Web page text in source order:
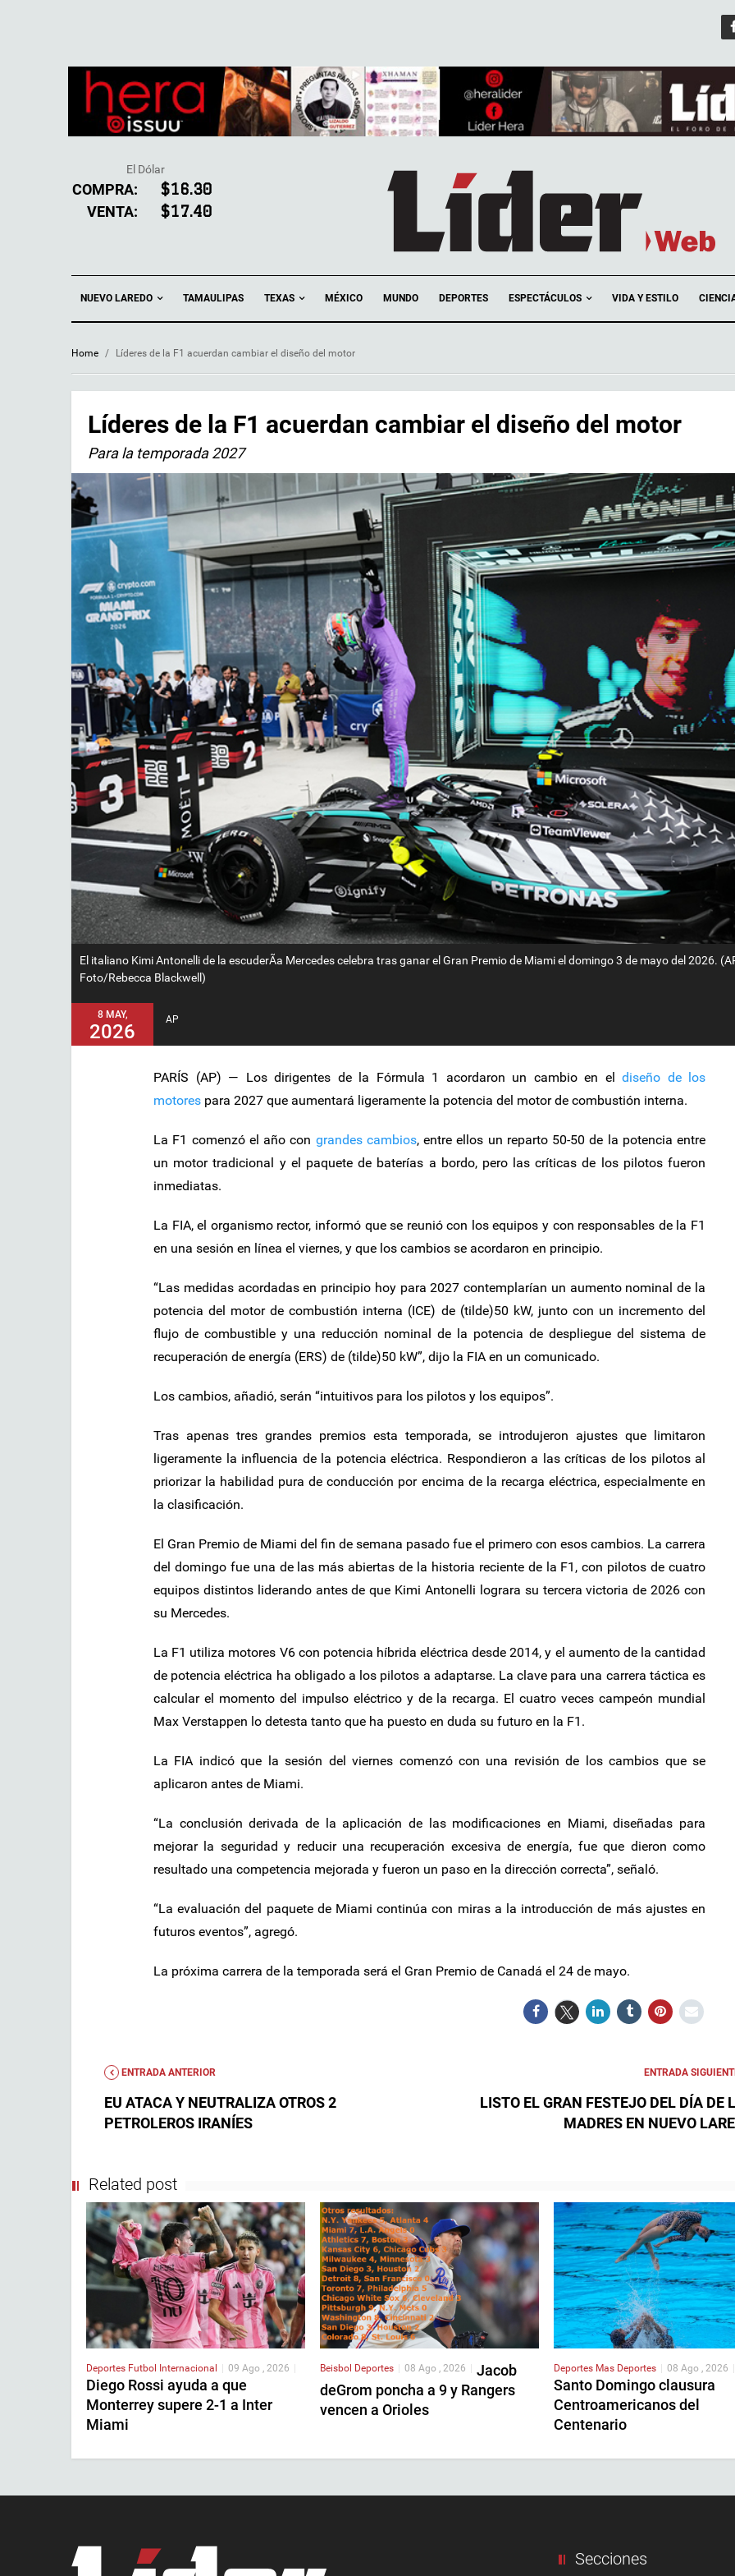
El Dólar
COMPRA: $16.30
VENTA: $17.40
NUEVO LAREDO TAMAULIPAS TEXAS MÉXICO MUNDO DEPORTES ESPECTÁCULOS VIDA Y ESTILO
Home / Líderes de la F1 acuerdan cambiar el diseño del motor
Líderes de la F1 acuerdan cambiar el diseño del motor
Para la temporada 2027
El italiano Kimi Antonelli de la escuderÃ­a Mercedes celebra tras ganar el Gran Premio de Miami el domingo 3 de mayo del 2026.
Foto/Rebecca Blackwell)
8 MAY,
2026
AP
PARÍS (AP) — Los dirigentes de la Fórmula 1 acordaron un cambio en el diseño de los
motores para 2027 que aumentará ligeramente la potencia del motor de combustión interna.
La F1 comenzó el año con grandes cambios, entre ellos un reparto 50-50 de la potencia entre
un motor tradicional y el paquete de baterías a bordo, pero las críticas de los pilotos fueron
inmediatas.
La FIA, el organismo rector, informó que se reunió con los equipos y con responsables de la F1
en una sesión en línea el viernes, y que los cambios se acordaron en principio.
“Las medidas acordadas en principio hoy para 2027 contemplarían un aumento nominal de la
potencia del motor de combustión interna (ICE) de (tilde)50 kW, junto con un incremento del
flujo de combustible y una reducción nominal de la potencia de despliegue del sistema de
recuperación de energía (ERS) de (tilde)50 kW”, dijo la FIA en un comunicado.
Los cambios, añadió, serán “intuitivos para los pilotos y los equipos”.
Tras apenas tres grandes premios esta temporada, se introdujeron ajustes que limitaron
ligeramente la influencia de la potencia eléctrica. Respondieron a las críticas de los pilotos al
priorizar la habilidad pura de conducción por encima de la recarga eléctrica, especialmente en
la clasificación.
El Gran Premio de Miami del fin de semana pasado fue el primero con esos cambios. La carrera
del domingo fue una de las más abiertas de la historia reciente de la F1, con pilotos de cuatro
equipos distintos liderando antes de que Kimi Antonelli lograra su tercera victoria de 2026 con
su Mercedes.
La F1 utiliza motores V6 con potencia híbrida eléctrica desde 2014, y el aumento de la cantidad
de potencia eléctrica ha obligado a los pilotos a adaptarse. La clave para una carrera táctica es
calcular el momento del impulso eléctrico y de la recarga. El cuatro veces campeón mundial
Max Verstappen lo detesta tanto que ha puesto en duda su futuro en la F1.
La FIA indicó que la sesión del viernes comenzó con una revisión de los cambios que se
aplicaron antes de Miami.
“La conclusión derivada de la aplicación de las modificaciones en Miami, diseñadas para
mejorar la seguridad y reducir una recuperación excesiva de energía, fue que dieron como
resultado una competencia mejorada y fueron un paso en la dirección correcta”, señaló.
“La evaluación del paquete de Miami continúa con miras a la introducción de más ajustes en
futuros eventos”, agregó.
La próxima carrera de la temporada será el Gran Premio de Canadá el 24 de mayo.
ENTRADA ANTERIOR
EU ATACA Y NEUTRALIZA OTROS 2
PETROLEROS IRANÍES
ENTRADA
LISTO EL GRAN FESTEJO DEL DÍA DE
MADRES EN NUEVO
Related post
Deportes Futbol Internacional 09 Ago , 2026
Diego Rossi ayuda a que
Monterrey supere 2-1 a Inter
Miami
Beisbol Deportes 08 Ago , 2026
Jacob
deGrom poncha a 9 y Rangers
vencen a Orioles
Deportes Mas Deportes 08 Ago , 2026
Santo Domingo clausura
Centroamericanos del
Centenario
Secciones